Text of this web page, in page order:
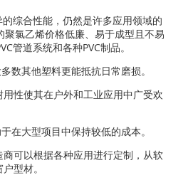
综合性能，仍然是许多应用领域的
氯乙烯价格低廉、易于成型且不易
管道系统和各种PVC制品。
数其他塑料更能抵抗日常磨损。
性使其在户外和工业应用中广受欢
在大型项目中保持较低的成本。
可以根据各种应用进行定制，从软
型材。